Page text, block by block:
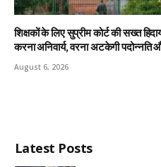
शिक्षकों के लिए सुप्रीम कोर्ट की सख्त
करना अनिवार्य, वरना अटकेगी पदोन्नति
August 6, 2026
Latest Posts